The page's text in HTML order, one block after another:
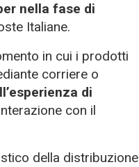
nella fase di
Italiane.
in cui i prodotti
corriere o
di
con il
della distribuzione